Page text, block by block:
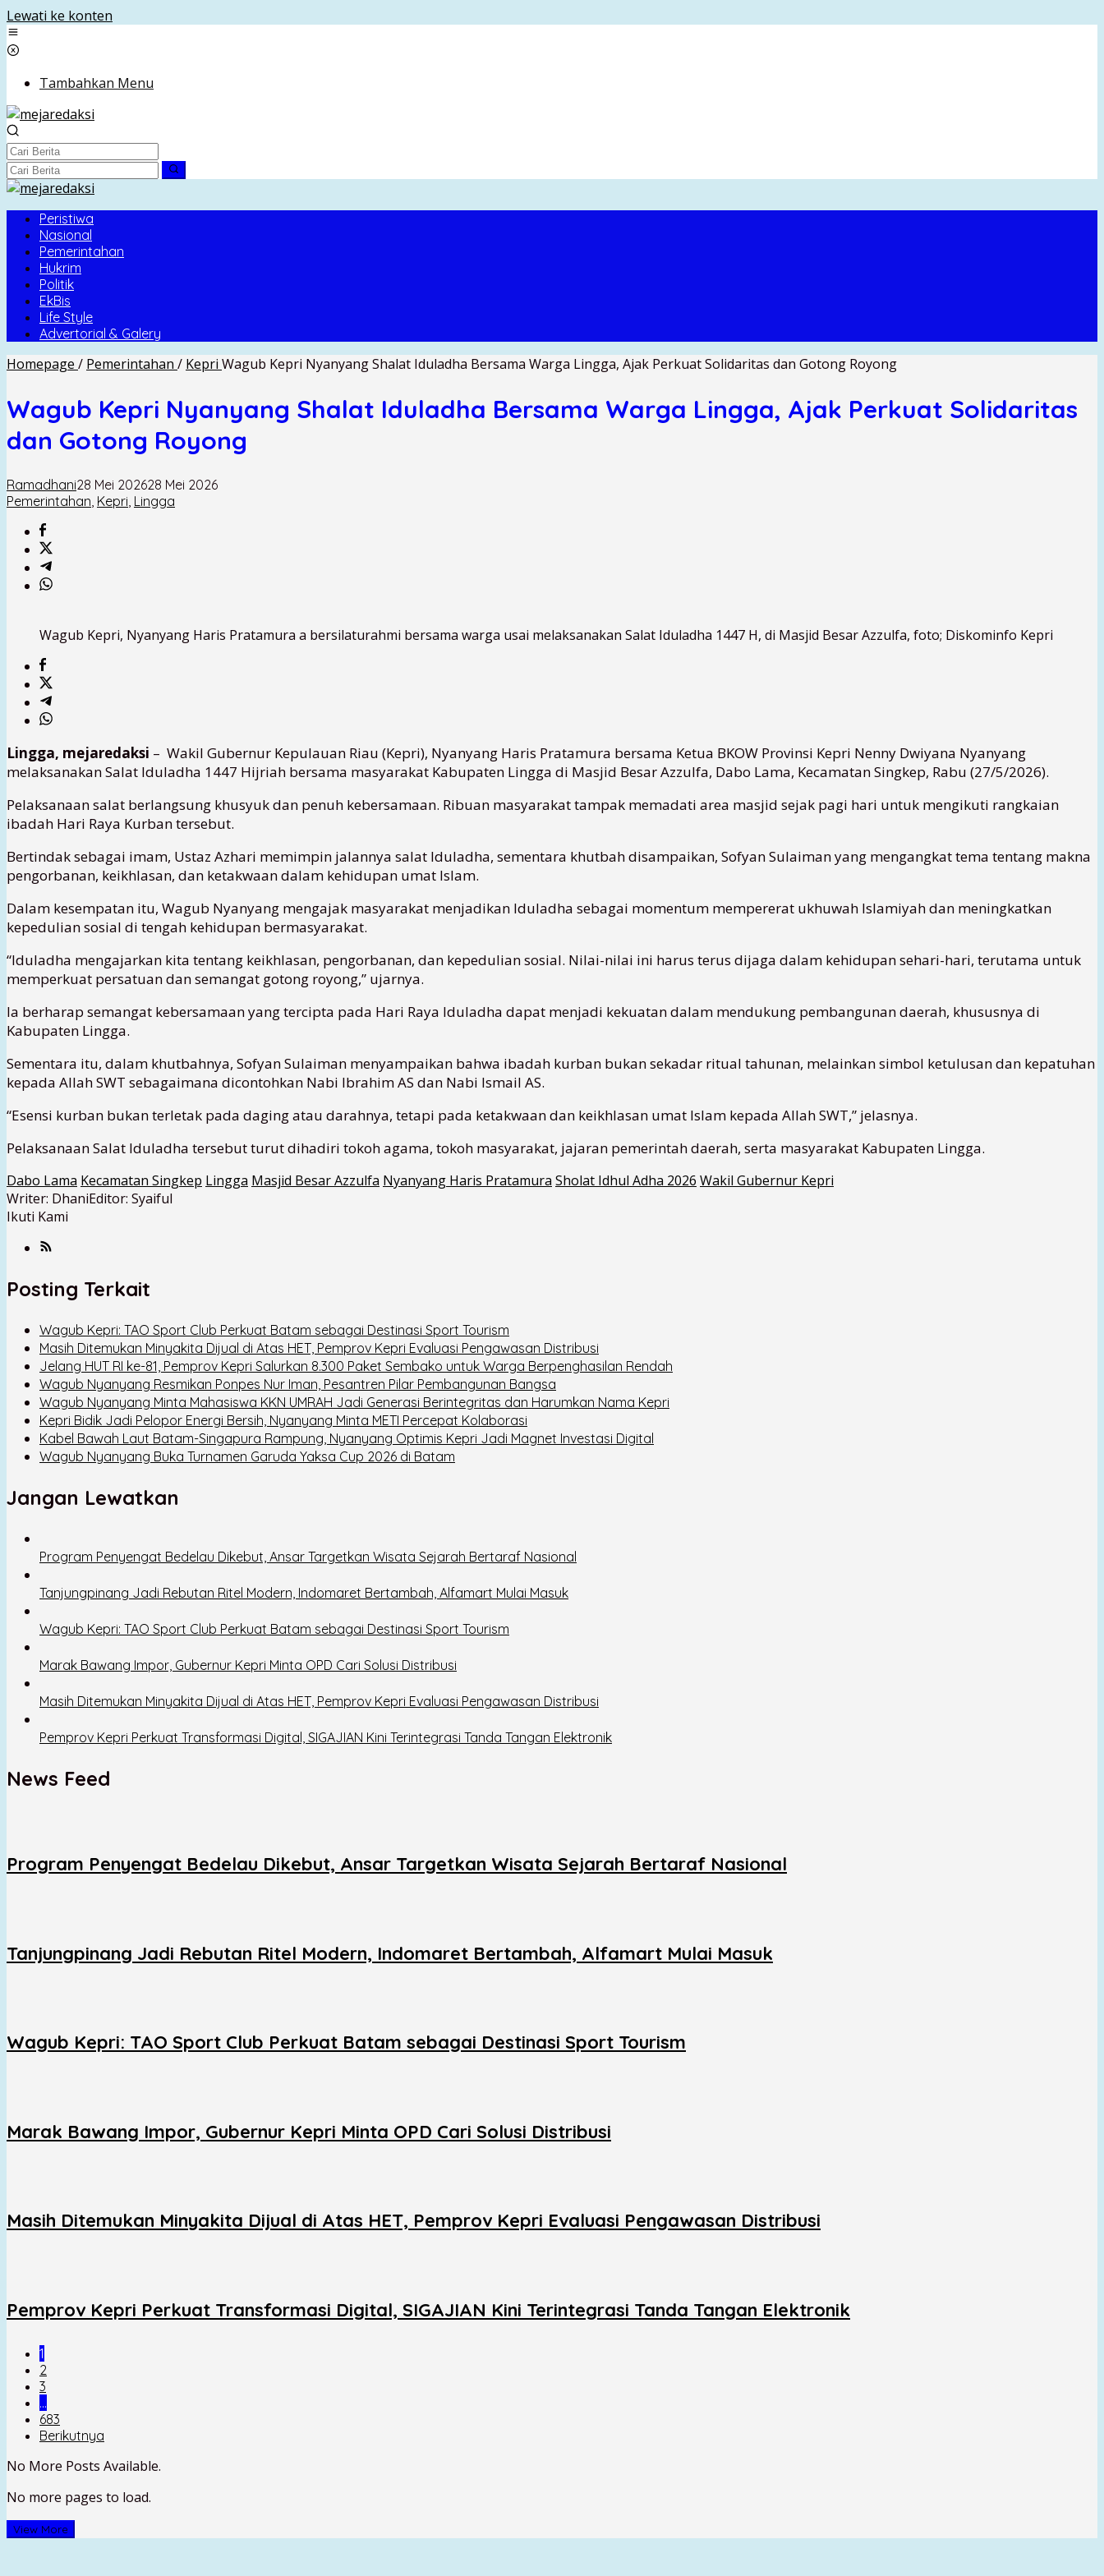
Lewati ke konten
Tambahkan Menu
Peristiwa
Nasional
Pemerintahan
Hukrim
Politik
EkBis
Life Style
Advertorial & Galery
Homepage / Pemerintahan / Kepri Wagub Kepri Nyanyang Shalat Iduladha Bersama Warga Lingga, Ajak Perkuat Solidaritas dan Gotong Royong
Wagub Kepri Nyanyang Shalat Iduladha Bersama Warga Lingga, Ajak Perkuat Solidaritas
dan Gotong Royong
Ramadhani28 Mei 202628 Mei 2026
Pemerintahan Kepri Lingga
Wagub Kepri, Nyanyang Haris Pratamura a bersilaturahmi bersama warga usai melaksanakan Salat Iduladha 1447 H, di Masjid Besar Azzulfa, foto; Diskominfo Kepri
Lingga, mejaredaksi – Wakil Gubernur Kepulauan Riau (Kepri), Nyanyang Haris Pratamura bersama Ketua BKOW Provinsi Kepri Nenny Dwiyana Nyanyang
melaksanakan Salat Iduladha 1447 Hijriah bersama masyarakat Kabupaten Lingga di Masjid Besar Azzulfa, Dabo Lama, Kecamatan Singkep, Rabu (27/5/2026).
Pelaksanaan salat berlangsung khusyuk dan penuh kebersamaan. Ribuan masyarakat tampak memadati area masjid sejak pagi hari untuk mengikuti rangkaian
ibadah Hari Raya Kurban tersebut.
Bertindak sebagai imam, Ustaz Azhari memimpin jalannya salat Iduladha, sementara khutbah disampaikan, Sofyan Sulaiman yang mengangkat tema tentang makna
pengorbanan, keikhlasan, dan ketakwaan dalam kehidupan umat Islam.
Dalam kesempatan itu, Wagub Nyanyang mengajak masyarakat menjadikan Iduladha sebagai momentum mempererat ukhuwah Islamiyah dan meningkatkan
kepedulian sosial di tengah kehidupan bermasyarakat.
“Iduladha mengajarkan kita tentang keikhlasan, pengorbanan, dan kepedulian sosial. Nilai-nilai ini harus terus dijaga dalam kehidupan sehari-hari, terutama untuk
memperkuat persatuan dan semangat gotong royong,” ujarnya.
Ia berharap semangat kebersamaan yang tercipta pada Hari Raya Iduladha dapat menjadi kekuatan dalam mendukung pembangunan daerah, khususnya di
Kabupaten Lingga.
Sementara itu, dalam khutbahnya, Sofyan Sulaiman menyampaikan bahwa ibadah kurban bukan sekadar ritual tahunan, melainkan simbol ketulusan dan kepatuhan
kepada Allah SWT sebagaimana dicontohkan Nabi Ibrahim AS dan Nabi Ismail AS.
“Esensi kurban bukan terletak pada daging atau darahnya, tetapi pada ketakwaan dan keikhlasan umat Islam kepada Allah SWT,” jelasnya.
Pelaksanaan Salat Iduladha tersebut turut dihadiri tokoh agama, tokoh masyarakat, jajaran pemerintah daerah, serta masyarakat Kabupaten Lingga.
Dabo Lama Kecamatan Singkep Lingga Masjid Besar Azzulfa Nyanyang Haris Pratamura Sholat Idhul Adha 2026 Wakil Gubernur Kepri
Writer: DhaniEditor: Syaiful
Ikuti Kami
Posting Terkait
Wagub Kepri: TAO Sport Club Perkuat Batam sebagai Destinasi Sport Tourism
Masih Ditemukan Minyakita Dijual di Atas HET, Pemprov Kepri Evaluasi Pengawasan Distribusi
Jelang HUT RI ke-81, Pemprov Kepri Salurkan 8.300 Paket Sembako untuk Warga Berpenghasilan Rendah
Wagub Nyanyang Resmikan Ponpes Nur Iman, Pesantren Pilar Pembangunan Bangsa
Wagub Nyanyang Minta Mahasiswa KKN UMRAH Jadi Generasi Berintegritas dan Harumkan Nama Kepri
Kepri Bidik Jadi Pelopor Energi Bersih, Nyanyang Minta METI Percepat Kolaborasi
Kabel Bawah Laut Batam-Singapura Rampung, Nyanyang Optimis Kepri Jadi Magnet Investasi Digital
Wagub Nyanyang Buka Turnamen Garuda Yaksa Cup 2026 di Batam
Jangan Lewatkan
Program Penyengat Bedelau Dikebut, Ansar Targetkan Wisata Sejarah Bertaraf Nasional
Tanjungpinang Jadi Rebutan Ritel Modern, Indomaret Bertambah, Alfamart Mulai Masuk
Wagub Kepri: TAO Sport Club Perkuat Batam sebagai Destinasi Sport Tourism
Marak Bawang Impor, Gubernur Kepri Minta OPD Cari Solusi Distribusi
Masih Ditemukan Minyakita Dijual di Atas HET, Pemprov Kepri Evaluasi Pengawasan Distribusi
Pemprov Kepri Perkuat Transformasi Digital, SIGAJIAN Kini Terintegrasi Tanda Tangan Elektronik
News Feed
Program Penyengat Bedelau Dikebut, Ansar Targetkan Wisata Sejarah Bertaraf Nasional
Tanjungpinang Jadi Rebutan Ritel Modern, Indomaret Bertambah, Alfamart Mulai Masuk
Wagub Kepri: TAO Sport Club Perkuat Batam sebagai Destinasi Sport Tourism
Marak Bawang Impor, Gubernur Kepri Minta OPD Cari Solusi Distribusi
Masih Ditemukan Minyakita Dijual di Atas HET, Pemprov Kepri Evaluasi Pengawasan Distribusi
Pemprov Kepri Perkuat Transformasi Digital, SIGAJIAN Kini Terintegrasi Tanda Tangan Elektronik
1
2
3
…
683
Berikutnya
No More Posts Available.
No more pages to load.
View More